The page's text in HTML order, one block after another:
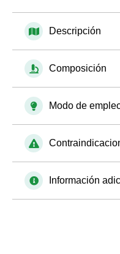
Descripción
Composición
Modo de
Información